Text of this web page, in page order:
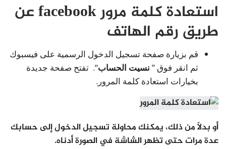
استعادة كلمة مرور facebook عن
طريق رقم الهاتف
قم بزيارة صفحة تسجيل الدخول الرسمية على فيسبوك
ثم انقر فوق ” نسيت الحساب“. تفتح صفحة جديدة
بخيارات استعادة كلمة المرور.
أو بدلاً من ذلك، يمكنك محاولة تسجيل الدخول إلى حسابك
عدة مرات حتى تظهر الشاشة في الصورة أدناه.